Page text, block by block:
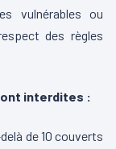
vulnérables ou
des règles
interdites :
de 10 couverts